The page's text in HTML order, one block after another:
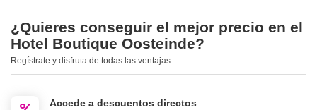
¿Quieres conseguir el mejor precio en el
Hotel Boutique Oosteinde?
Regístrate y disfruta de todas las ventajas
Accede a descuentos directos